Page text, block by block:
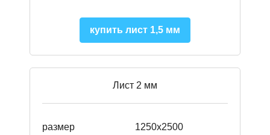
купить лист 1,5 мм
Лист 2 мм
размер 1250х2500